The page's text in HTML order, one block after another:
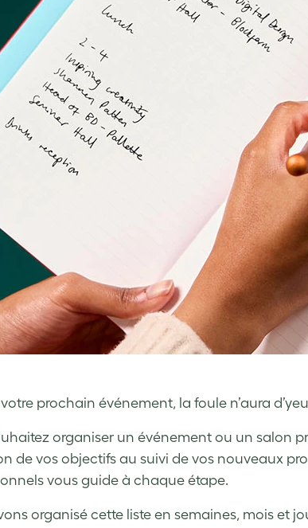
prochain événement, la foule n’aura
organiser un événement ou un salon
de vos objectifs au suivi de vos nouveaux
vous guide à chaque étape.
organisé cette liste en semaines, mois et